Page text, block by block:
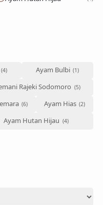
Ayam Bulbi
Rajeki Sodomoro
Ayam Hias
Ayam Hutan Hijau